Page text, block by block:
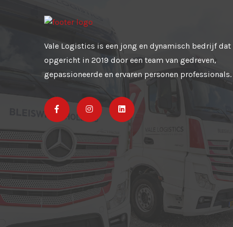
Vale Logistics is een jong en dynamisch bedrijf dat
opgericht in 2019 door een team van gedreven,
gepassioneerde en ervaren personen professionals.